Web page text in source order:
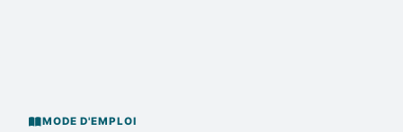
MODE D'EMPLOI